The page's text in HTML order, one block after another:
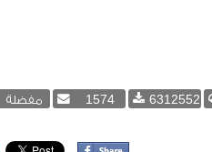
6312552
1574 مفضلة